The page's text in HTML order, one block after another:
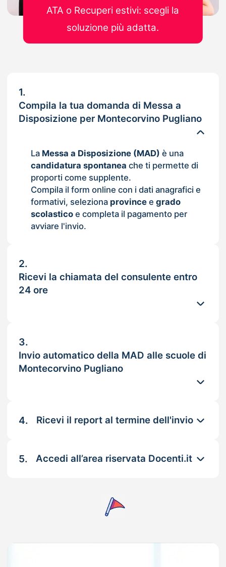
1.
Compila la tua domanda di Messa a
Disposizione per Montecorvino Pugliano
La Messa a Disposizione (MAD) è una
candidatura spontanea che ti permette di
proporti come supplente.
Compila il form online con i dati anagrafici e
formativi, seleziona provincee grado
scolasticoe completa il pagamento per
avviare l'invio.
2.
Ricevi la chiamata del consulente entro
24 ore
3.
Invio automatico della MAD alle scuole di
Montecorvino Pugliano
4. Ricevi il report al termine dell'invio
5. Accedi all’area riservata Docenti.it
ATA o Recuperi estivi: scegli la
soluzione più adatta.